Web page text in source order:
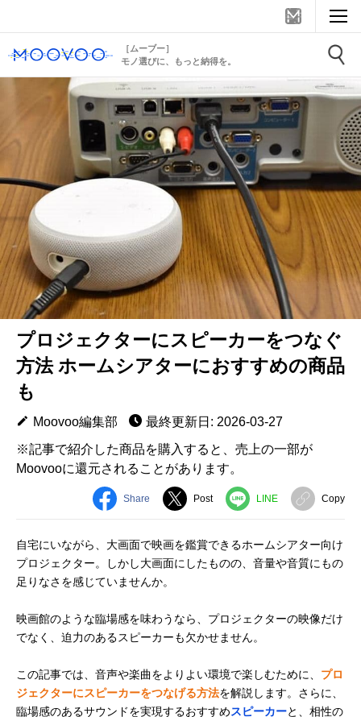
［ムーブー］
モノ選びに、もっと納得を。
プロジェクターにスピーカーをつなぐ
方法 ホームシアターにおすすめの商品
も
Moovoo編集部
最終更新日: 2026-03-27
※記事で紹介した商品を購入すると、売上の一部が
Moovooに還元されることがあります。
Share Post LINE Copy
自宅にいながら、大画面で映画を鑑賞できるホームシアター向け
プロジェクター。しかし大画面にしたものの、音量や音質にもの
足りなさを感じていませんか。
映画館のような臨場感を味わうなら、プロジェクターの映像だけ
でなく、迫力のあるスピーカーも欠かせません。
この記事では、音声や楽曲をよりよい環境で楽しむために、 プロ
ジェクターにスピーカーをつなげる方法を解説します。さらに、
臨場感のあるサウンドを実現するおすすめスピーカーと、相性の